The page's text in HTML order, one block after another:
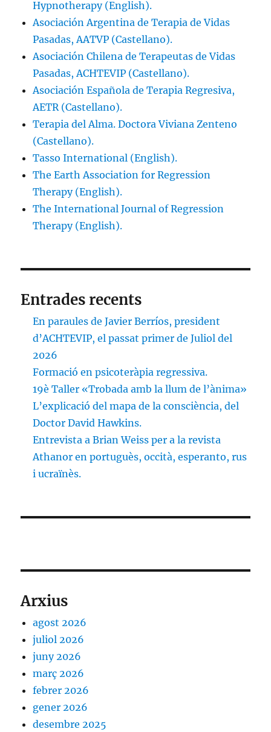
Hypnotherapy (English).
Asociación Argentina de Terapia de Vidas
Pasadas, AATVP (Castellano).
Asociación Chilena de Terapeutas de Vidas
Pasadas, ACHTEVIP (Castellano).
Asociación Española de Terapia Regresiva,
AETR (Castellano).
Terapia del Alma. Doctora Viviana Zenteno
(Castellano).
Tasso International (English).
The Earth Association for Regression
Therapy (English).
The International Journal of Regression
Therapy (English).
Entrades recents
En paraules de Javier Berríos, president
d’ACHTEVIP, el passat primer de Juliol del
2026
Formació en psicoteràpia regressiva.
19è Taller «Trobada amb la llum de l’ànima»
L’explicació del mapa de la consciència, del
Doctor David Hawkins.
Entrevista a Brian Weiss per a la revista
Athanor en portuguès, occità, esperanto, rus
i ucraïnès.
Arxius
agost 2026
juliol 2026
juny 2026
març 2026
febrer 2026
gener 2026
desembre 2025